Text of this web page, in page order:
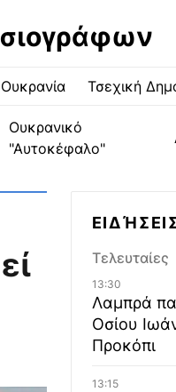
Ουκρανία Τσεχική
Ουκρανικό
"Αυτοκέφαλο"
Τελευταίες
13:30
Λαμπρά
Οσίου
Προκόπι
13:15